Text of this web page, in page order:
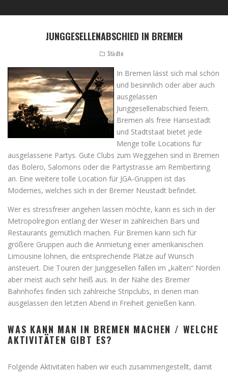
JUNGGESELLENABSCHIED IN BREMEN
Städte
In Bremen lässt sich mal schön
und besinnlich oder aber auch
ausgelassen
Junggesellenabschied feiern.
Bremen als freie Hansestadt
und Stadtstaat bietet jede
Menge tolle Locations für
ausgelassene Partys. Gute Clubs zum Weggehen sind in Bremen
das Bolero, Salomons oder die Partystrasse am Rembertiring
an. Eine weitere tolle Location für JGA-Gruppen ist das
Modernes, welches sich in der Bremer Neustadt befindet.
Wer es stressfreier angehen lassen möchte, kann es sich in der
Metropolregion entlang der Weser in zahlreichen Bars und
Restaurants gemütlich machen. Für Bremen kann sich für
größere Gruppen auch die Anmietung einer amerikanischen
Limousine lohnen, die entsprechende Plätze auf Wunsch
ansteuert. Die Touren der Junggesellen fallen im „kalten“ Norden
aber meist auch sehr heiß aus. In der Nähe des Bremer
Bahnhofes finden sich zahlreiche Stripclubs, in denen man
ausgelassen den letzten Abend in Freiheit genießen kann.
WAS KANN MAN IN BREMEN MACHEN / WELCHE
AKTIVITÄTEN GIBT ES?
Folgende Aktivitäten haben wir euch zusammengestellt, damit